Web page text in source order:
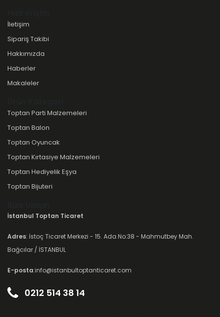
İletişim
Sipariş Takibi
Hakkımızda
Haberler
Makaleler
Toptan Parti Malzemeleri
Toptan Balon
Toptan Oyuncak
Toptan Kırtasiye Malzemeleri
Toptan Hediyelik Eşya
Toptan Bijuteri
İstanbul Toptan Ticaret
Adres: İstoç Ticaret Merkezi - 15. Ada No:38 - Mahmutbey Mah.
Bağcılar / İSTANBUL
E-posta:info@istanbultoptanticaret.com
0212 514 38 14